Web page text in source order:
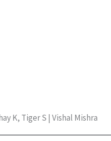
K, Tiger S | Vishal Mishra